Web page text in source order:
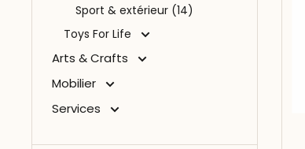
Sport & extérieur (14)
Toys For Life
Arts & Crafts
Mobilier
Services